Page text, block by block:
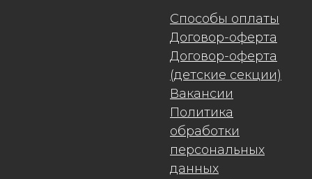
Способы оплаты
Договор-оферта
Договор-оферта
(детские секции)
Вакансии
Политика
обработки
персональных
данных